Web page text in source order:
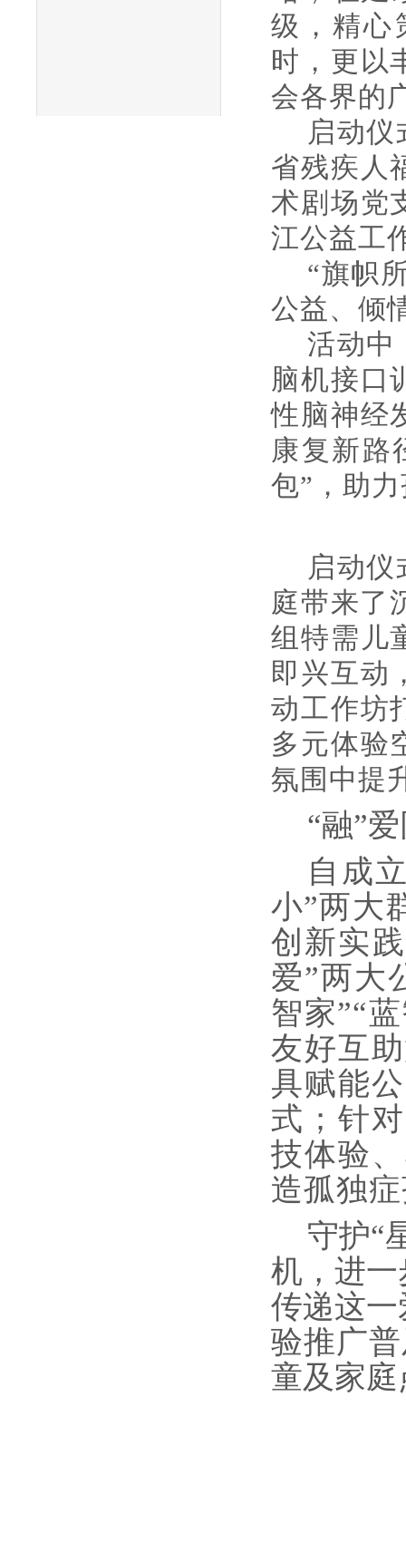
级，精心
时，更以
会各界的
启动
省残疾人
术剧场党
江公益工
“旗帜
公益、倾
活动中
脑机接口
性脑神经
康复新路
包”，助
启动
庭带来了
组特需儿
即兴互动
动工作坊
多元体验
氛围中提
“融”
自成
小”两大
创新实
爱”两大
智家”“
友好互
具赋能
式；针
技体验
造孤独
守护“
机，进
传递这一
验推广
童及家